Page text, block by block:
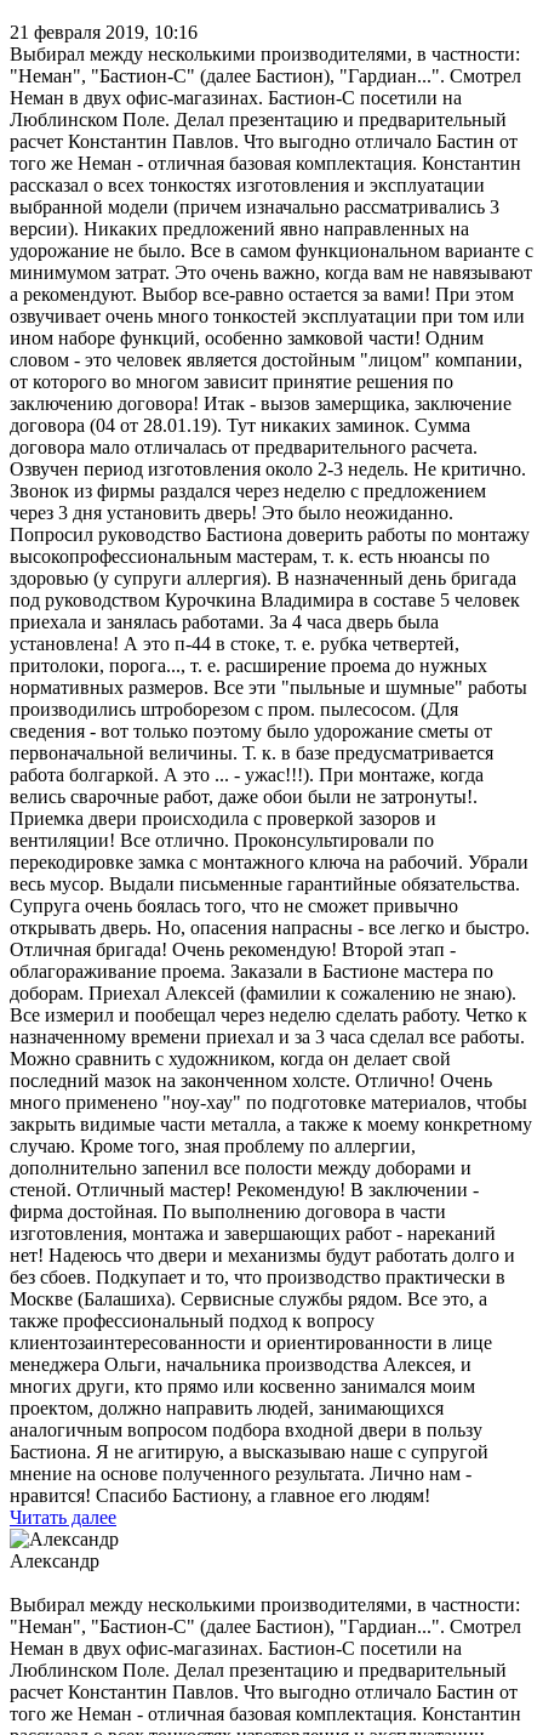
21 февраля 2019, 10:16
Выбирал между несколькими производителями, в частности:
"Неман", "Бастион-С" (далее Бастион), "Гардиан...". Смотрел
Неман в двух офис-магазинах. Бастион-С посетили на
Люблинском Поле. Делал презентацию и предварительный
расчет Константин Павлов. Что выгодно отличало Бастин от
того же Неман - отличная базовая комплектация. Константин
рассказал о всех тонкостях изготовления и эксплуатации
выбранной модели (причем изначально рассматривались 3
версии). Никаких предложений явно направленных на
удорожание не было. Все в самом функциональном варианте с
минимумом затрат. Это очень важно, когда вам не навязывают
а рекомендуют. Выбор все-равно остается за вами! При этом
озвучивает очень много тонкостей эксплуатации при том или
ином наборе функций, особенно замковой части! Одним
словом - это человек является достойным "лицом" компании,
от которого во многом зависит принятие решения по
заключению договора! Итак - вызов замерщика, заключение
договора (04 от 28.01.19). Тут никаких заминок. Сумма
договора мало отличалась от предварительного расчета.
Озвучен период изготовления около 2-3 недель. Не критично.
Звонок из фирмы раздался через неделю с предложением
через 3 дня установить дверь! Это было неожиданно.
Попросил руководство Бастиона доверить работы по монтажу
высокопрофессиональным мастерам, т. к. есть нюансы по
здоровью (у супруги аллергия). В назначенный день бригада
под руководством Курочкина Владимира в составе 5 человек
приехала и занялась работами. За 4 часа дверь была
установлена! А это п-44 в стоке, т. е. рубка четвертей,
притолоки, порога..., т. е. расширение проема до нужных
нормативных размеров. Все эти "пыльные и шумные" работы
производились штроборезом с пром. пылесосом. (Для
сведения - вот только поэтому было удорожание сметы от
первоначальной величины. Т. к. в базе предусматривается
работа болгаркой. А это ... - ужас!!!). При монтаже, когда
велись сварочные работ, даже обои были не затронуты!.
Приемка двери происходила с проверкой зазоров и
вентиляции! Все отлично. Проконсультировали по
перекодировке замка с монтажного ключа на рабочий. Убрали
весь мусор. Выдали письменные гарантийные обязательства.
Супруга очень боялась того, что не сможет привычно
открывать дверь. Но, опасения напрасны - все легко и быстро.
Отличная бригада! Очень рекомендую! Второй этап -
облагораживание проема. Заказали в Бастионе мастера по
доборам. Приехал Алексей (фамилии к сожалению не знаю).
Все измерил и пообещал через неделю сделать работу. Четко к
назначенному времени приехал и за 3 часа сделал все работы.
Можно сравнить с художником, когда он делает свой
последний мазок на законченном холсте. Отлично! Очень
много применено "ноу-хау" по подготовке материалов, чтобы
закрыть видимые части металла, а также к моему конкретному
случаю. Кроме того, зная проблему по аллергии,
дополнительно запенил все полости между доборами и
стеной. Отличный мастер! Рекомендую! В заключении -
фирма достойная. По выполнению договора в части
изготовления, монтажа и завершающих работ - нареканий
нет! Надеюсь что двери и механизмы будут работать долго и
без сбоев. Подкупает и то, что производство практически в
Москве (Балашиха). Сервисные службы рядом. Все это, а
также профессиональный подход к вопросу
клиентозаинтересованности и ориентированности в лице
менеджера Ольги, начальника производства Алексея, и
многих други, кто прямо или косвенно занимался моим
проектом, должно направить людей, занимающихся
аналогичным вопросом подбора входной двери в пользу
Бастиона. Я не агитирую, а высказываю наше с супругой
мнение на основе полученного результата. Лично нам -
нравится! Спасибо Бастиону, а главное его людям!
Читать далее
Александр
Выбирал между несколькими производителями, в частности:
"Неман", "Бастион-С" (далее Бастион), "Гардиан...". Смотрел
Неман в двух офис-магазинах. Бастион-С посетили на
Люблинском Поле. Делал презентацию и предварительный
расчет Константин Павлов. Что выгодно отличало Бастин от
того же Неман - отличная базовая комплектация. Константин